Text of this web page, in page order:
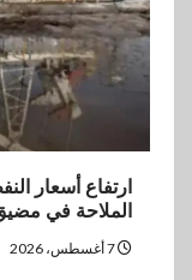
ارتفاع أسعار
الملاحة في